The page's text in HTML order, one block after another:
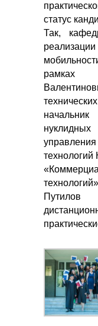
статус
Так,
рамках
нуклидных